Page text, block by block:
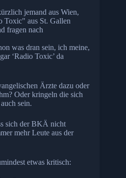
jemand aus Wien,
Toxic" aus St. Gallen
fragen nach
was dran sein, ich meine,
‘Radio Toxic’ da
Ärzte dazu oder
Oder kringeln die sich
sein.
sich der BKÄ nicht
mehr Leute aus der
etwas kritisch: